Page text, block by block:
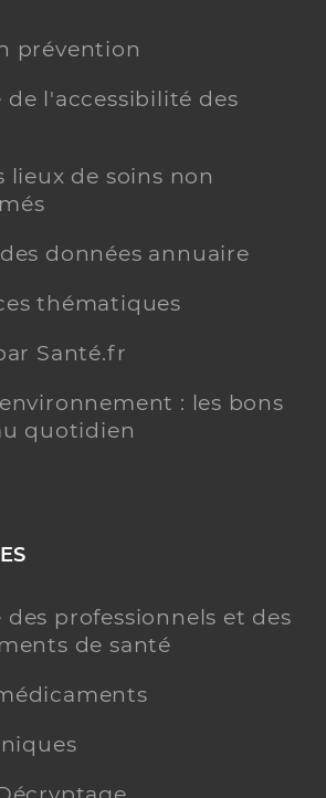
prévention
de l'accessibilité des
lieux de soins non
données annuaire
thématiques
Santé.fr
: les bons
quotidien
professionnels et des
de santé